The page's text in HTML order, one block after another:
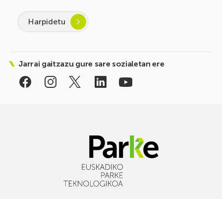
Harpidetu
Jarrai gaitzazu gure sare sozialetan ere